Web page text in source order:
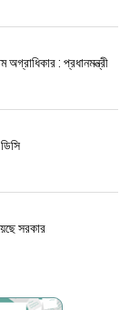
অগ্রাধিকার : প্রধানমন্ত্রী
সরকার